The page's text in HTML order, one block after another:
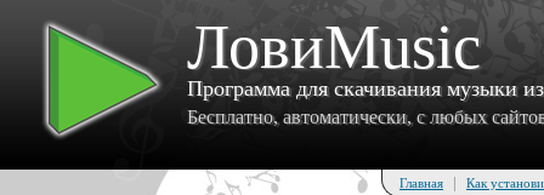
ЛовиMusic
Программа для скачивания музыки
Бесплатно, автоматически, с любых
Главная | Как